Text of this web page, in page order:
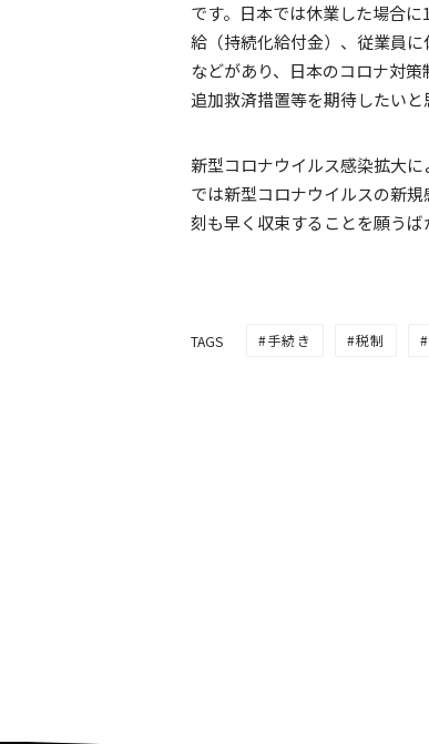
です。日本では休業した場合
給（持続化給付金）、従業員
などがあり、日本のコロナ対
追加救済措置等を期待したいと
新型コロナウイルス感染拡大
では新型コロナウイルスの新
刻も早く収束することを願うば
TAGS 手続き 税制